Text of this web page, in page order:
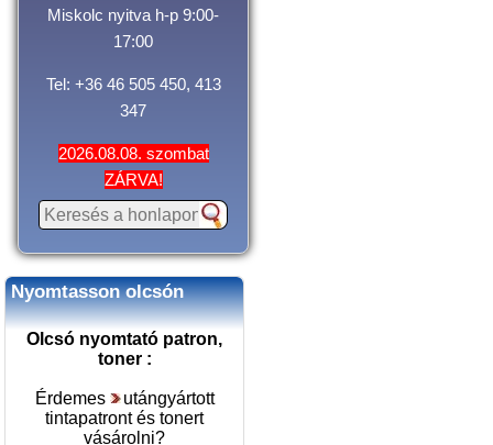
Miskolc nyitva h-p 9:00-
17:00
Tel: +36 46 505 450, 413
347
2026.08.08. szombat
ZÁRVA!
Nyomtasson olcsón
Olcsó nyomtató patron,
toner :
Érdemes
utángyártott
tintapatront és tonert
vásárolni?